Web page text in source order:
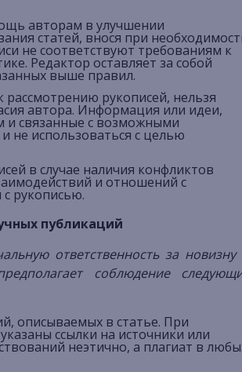
авторам в улучшении
статей, внося при
не соответствуют требованиям к
Редактор оставляет за собой
выше правил.
рукописей, нельзя
автора. Информация или идеи,
и связанные с возможными
не использоваться с целью
в случае наличия конфликтов
и отношений с
рукописью.
публикаций
ответственность за новизну
соблюдение
описываемых в статье. При
ссылки на источники или
неэтично, а плагиат в